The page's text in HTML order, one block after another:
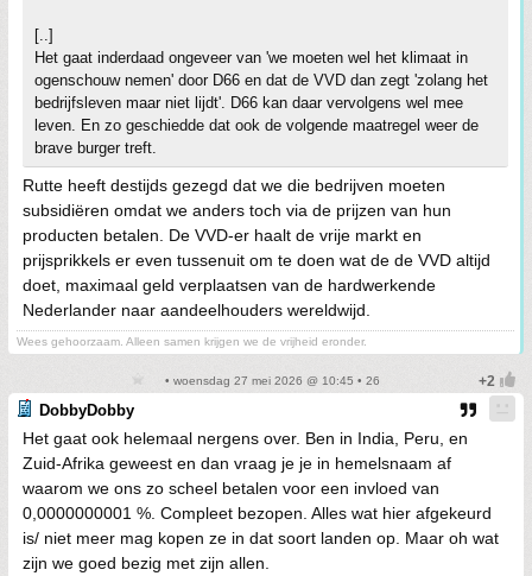
[..]
Het gaat inderdaad ongeveer van 'we moeten wel het klimaat in
ogenschouw nemen' door D66 en dat de VVD dan zegt 'zolang het
bedrijfsleven maar niet lijdt'. D66 kan daar vervolgens wel mee
leven. En zo geschiedde dat ook de volgende maatregel weer de
brave burger treft.
Rutte heeft destijds gezegd dat we die bedrijven moeten
subsidiëren omdat we anders toch via de prijzen van hun
producten betalen. De VVD-er haalt de vrije markt en
prijsprikkels er even tussenuit om te doen wat de de VVD altijd
doet, maximaal geld verplaatsen van de hardwerkende
Nederlander naar aandeelhouders wereldwijd.
Wees gehoorzaam. Alleen samen krijgen we de vrijheid eronder.
• woensdag 27 mei 2026 @ 10:45 • 26
DobbyDobby
Het gaat ook helemaal nergens over. Ben in India, Peru, en
Zuid-Afrika geweest en dan vraag je je in hemelsnaam af
waarom we ons zo scheel betalen voor een invloed van
0,0000000001 %. Compleet bezopen. Alles wat hier afgekeurd
is/ niet meer mag kopen ze in dat soort landen op. Maar oh wat
zijn we goed bezig met zijn allen.